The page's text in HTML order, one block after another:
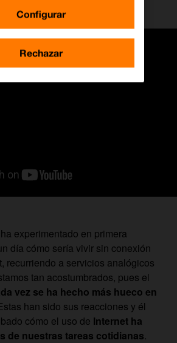
experimentado en primera
día cómo sería vivir sin conexión
recurriendo a servicios analógicos
tan acostumbrados, pues el
vez se ha hecho más hueco en
han sido sus reacciones y él
cómo el uso de Internet ha
de nuestras tareas cotidianas.
Configurar
Rechazar